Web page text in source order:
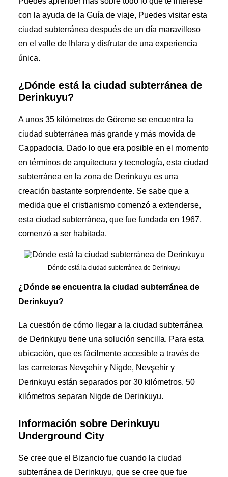
con la ayuda de la Guía de viaje, Puedes visitar esta
ciudad subterránea después de un día maravilloso
en el valle de Ihlara y disfrutar de una experiencia
única.
¿Dónde está la ciudad subterránea de
Derinkuyu?
A unos 35 kilómetros de Göreme se encuentra la
ciudad subterránea más grande y más movida de
Cappadocia. Dado lo que era posible en el momento
en términos de arquitectura y tecnología, esta ciudad
subterránea en la zona de Derinkuyu es una
creación bastante sorprendente. Se sabe que a
medida que el cristianismo comenzó a extenderse,
esta ciudad subterránea, que fue fundada en 1967,
comenzó a ser habitada.
Dónde está la ciudad subterránea de Derinkuyu
¿Dónde se encuentra la ciudad subterránea de
Derinkuyu?
La cuestión de cómo llegar a la ciudad subterránea
de Derinkuyu tiene una solución sencilla. Para esta
ubicación, que es fácilmente accesible a través de
las carreteras Nevşehir y Nigde, Nevşehir y
Derinkuyu están separados por 30 kilómetros. 50
kilómetros separan Nigde de Derinkuyu.
Información sobre Derinkuyu
Underground City
Se cree que el Bizancio fue cuando la ciudad
subterránea de Derinkuyu, que se cree que fue